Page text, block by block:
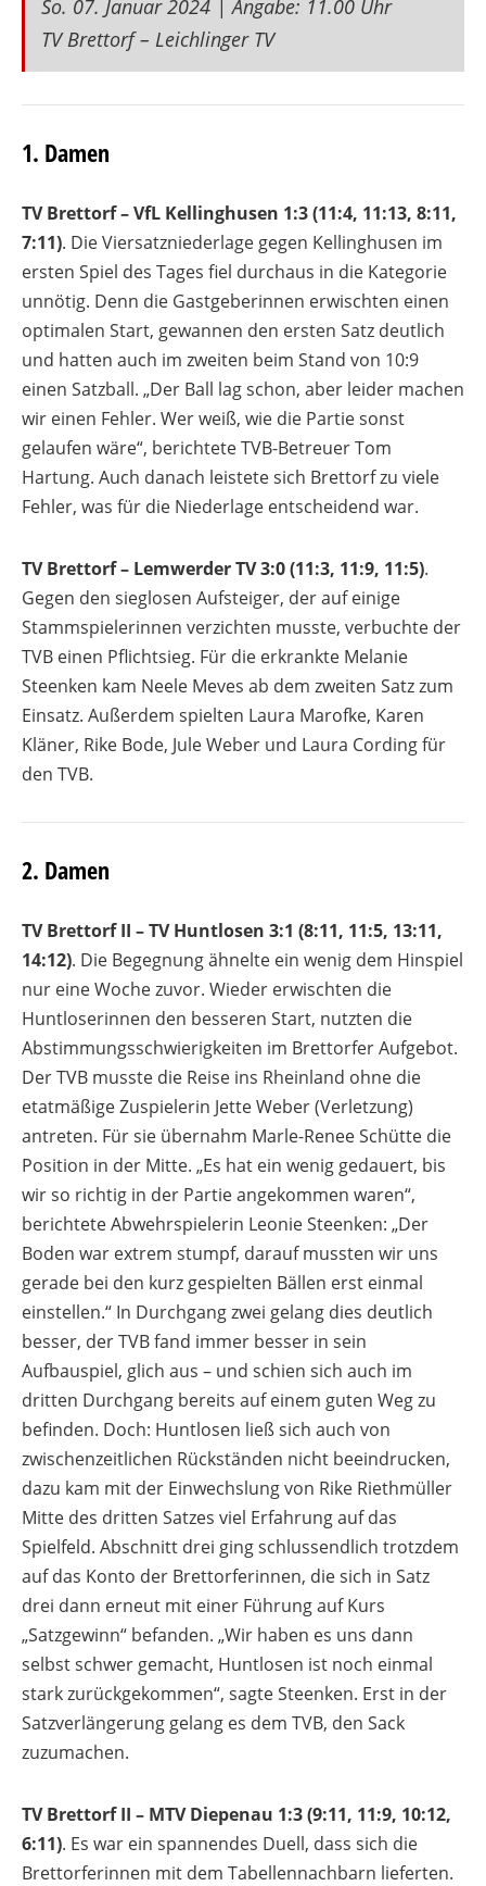
So. 07. Januar 2024 | Angabe: 11.00 Uhr
TV Brettorf – Leichlinger TV
1. Damen
TV Brettorf – VfL Kellinghusen 1:3 (11:4, 11:13, 8:11,
7:11). Die Viersatzniederlage gegen Kellinghusen im
ersten Spiel des Tages fiel durchaus in die Kategorie
unnötig. Denn die Gastgeberinnen erwischten einen
optimalen Start, gewannen den ersten Satz deutlich
und hatten auch im zweiten beim Stand von 10:9
einen Satzball. „Der Ball lag schon, aber leider machen
wir einen Fehler. Wer weiß, wie die Partie sonst
gelaufen wäre“, berichtete TVB-Betreuer Tom
Hartung. Auch danach leistete sich Brettorf zu viele
Fehler, was für die Niederlage entscheidend war.
TV Brettorf – Lemwerder TV 3:0 (11:3, 11:9, 11:5).
Gegen den sieglosen Aufsteiger, der auf einige
Stammspielerinnen verzichten musste, verbuchte der
TVB einen Pflichtsieg. Für die erkrankte Melanie
Steenken kam Neele Meves ab dem zweiten Satz zum
Einsatz. Außerdem spielten Laura Marofke, Karen
Kläner, Rike Bode, Jule Weber und Laura Cording für
den TVB.
2. Damen
TV Brettorf II – TV Huntlosen 3:1 (8:11, 11:5, 13:11,
14:12). Die Begegnung ähnelte ein wenig dem Hinspiel
nur eine Woche zuvor. Wieder erwischten die
Huntloserinnen den besseren Start, nutzten die
Abstimmungsschwierigkeiten im Brettorfer Aufgebot.
Der TVB musste die Reise ins Rheinland ohne die
etatmäßige Zuspielerin Jette Weber (Verletzung)
antreten. Für sie übernahm Marle-Renee Schütte die
Position in der Mitte. „Es hat ein wenig gedauert, bis
wir so richtig in der Partie angekommen waren“,
berichtete Abwehrspielerin Leonie Steenken: „Der
Boden war extrem stumpf, darauf mussten wir uns
gerade bei den kurz gespielten Bällen erst einmal
einstellen.“ In Durchgang zwei gelang dies deutlich
besser, der TVB fand immer besser in sein
Aufbauspiel, glich aus – und schien sich auch im
dritten Durchgang bereits auf einem guten Weg zu
befinden. Doch: Huntlosen ließ sich auch von
zwischenzeitlichen Rückständen nicht beeindrucken,
dazu kam mit der Einwechslung von Rike Riethmüller
Mitte des dritten Satzes viel Erfahrung auf das
Spielfeld. Abschnitt drei ging schlussendlich trotzdem
auf das Konto der Brettorferinnen, die sich in Satz
drei dann erneut mit einer Führung auf Kurs
„Satzgewinn“ befanden. „Wir haben es uns dann
selbst schwer gemacht, Huntlosen ist noch einmal
stark zurückgekommen“, sagte Steenken. Erst in der
Satzverlängerung gelang es dem TVB, den Sack
zuzumachen.
TV Brettorf II – MTV Diepenau 1:3 (9:11, 11:9, 10:12,
6:11). Es war ein spannendes Duell, dass sich die
Brettorferinnen mit dem Tabellennachbarn lieferten.